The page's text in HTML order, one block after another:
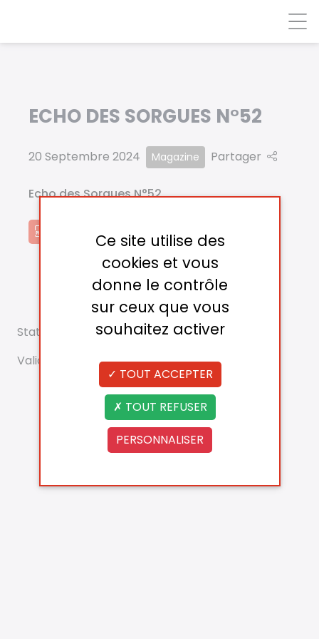
ECHO DES SORGUES N°52
20 Septembre 2024 Magazine Partager
Echo des Sorgues N°52
Statut
Validé
Ce site utilise des
cookies et vous
donne le contrôle
sur ceux que vous
souhaitez activer
TOUT ACCEPTER
TOUT REFUSER
PERSONNALISER